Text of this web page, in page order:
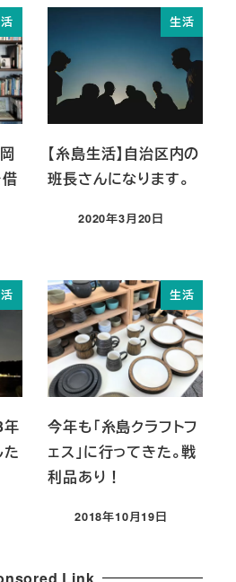
生活
【糸島生活】自治区内の
班長さんになります。
投稿日
2020年3月20日
年
た
生活
今年も「糸島クラフトフ
ェス」に行ってきた。戦
利品あり！
投稿日
2018年10月19日
Link